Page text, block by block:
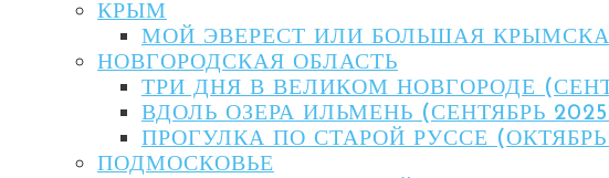
КРЫМ
МОЙ ЭВЕРЕСТ ИЛИ БОЛЬШАЯ
НОВГОРОДСКАЯ ОБЛАСТЬ
ТРИ ДНЯ В ВЕЛИКОМ НОВГОРОДЕ
ВДОЛЬ ОЗЕРА ИЛЬМЕНЬ (СЕНТЯБРЬ
ПРОГУЛКА ПО СТАРОЙ РУССЕ (ОКТЯБРЬ
ПОДМОСКОВЬЕ